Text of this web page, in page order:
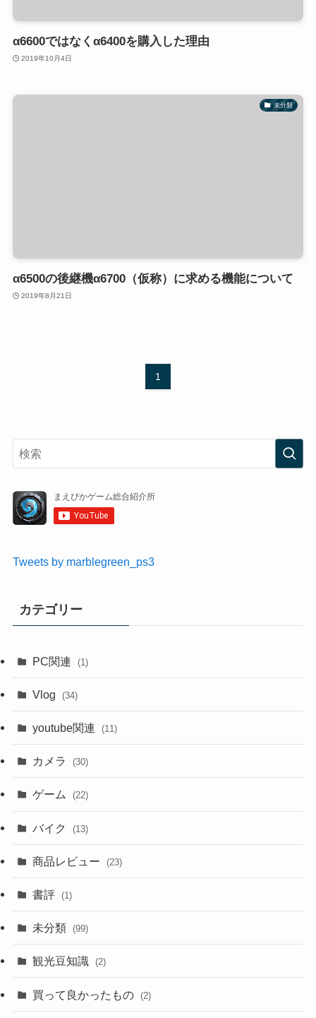
α6600ではなくα6400を購入した理由
2019年10月4日
未分類
α6500の後継機α6700（仮称）に求める機能について
2019年8月21日
1
Tweets by marblegreen_ps3
カテゴリー
PC関連 (1)
Vlog (34)
youtube関連 (11)
カメラ (30)
ゲーム (22)
バイク (13)
商品レビュー (23)
書評 (1)
未分類 (99)
観光豆知識 (2)
買って良かったもの (2)